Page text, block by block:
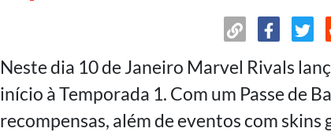
> Conclusão
Neste dia 10 de Janeiro Marvel Rivals
início à Temporada 1. Com um Passe de
recompensas, além de eventos com